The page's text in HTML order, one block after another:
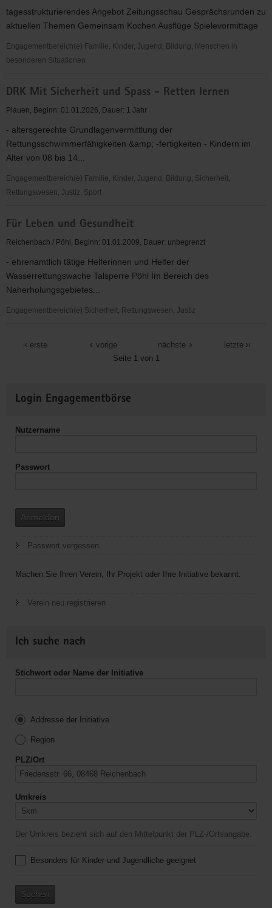
"Das
Boot"
tagesstrukturierendes Angebot Zeitungsschau Gesprächsrunden zu
aktuellen Themen Gemeinsam Kochen Ausflüge Spielevormittage
Engagementbereich(e) Familie, Kinder, Jugend, Bildung, Menschen in
besonderen Situationen
Soziokulturelle
Betreuung
der
Begegnungsstätte
Ausweg
DRK Mit Sicherheit und Spass - Retten lernen
Plauen, Beginn: 01.01.2026, Dauer: 1 Jahr
- altersgerechte Grundlagenvermittlung der
Rettungsschwimmerfähigkeiten &amp; -fertigkeiten - Kindern im
Alter von 08 bis 14...
Engagementbereich(e) Familie, Kinder, Jugend, Bildung, Sicherheit,
Rettungswesen, Justiz, Sport
Mit
Sicherheit
Spass
-
Retten
lernen
Für Leben und Gesundheit
Reichenbach / Pöhl, Beginn: 01.01.2009, Dauer: unbegrenzt
- ehrenamtlich tätige Helferinnen und Helfer der
Wasserrettungswache Talsperre Pöhl Im Bereich des
Naherholungsgebietes...
Engagementbereich(e) Sicherheit, Rettungswesen, Justiz
Leben erste
vorige
Seite 1 von 1
nächste letzte
Informationen
Login Engagementbörse
Nutzername
Passwort
Anmelden
Passwort vergessen
Machen Sie Ihren Verein, Ihr Projekt oder Ihre Initiative bekannt.
Verein neu registrieren
Ich suche nach
Stichwort oder Name der Initiative
Addresse der Initiative
Region
PLZ/Ort
Umkreis
Der Umkreis bezieht sich auf den Mittelpunkt der PLZ-/Ortsangabe.
Besonders für Kinder und Jugendliche geeignet
Suchen